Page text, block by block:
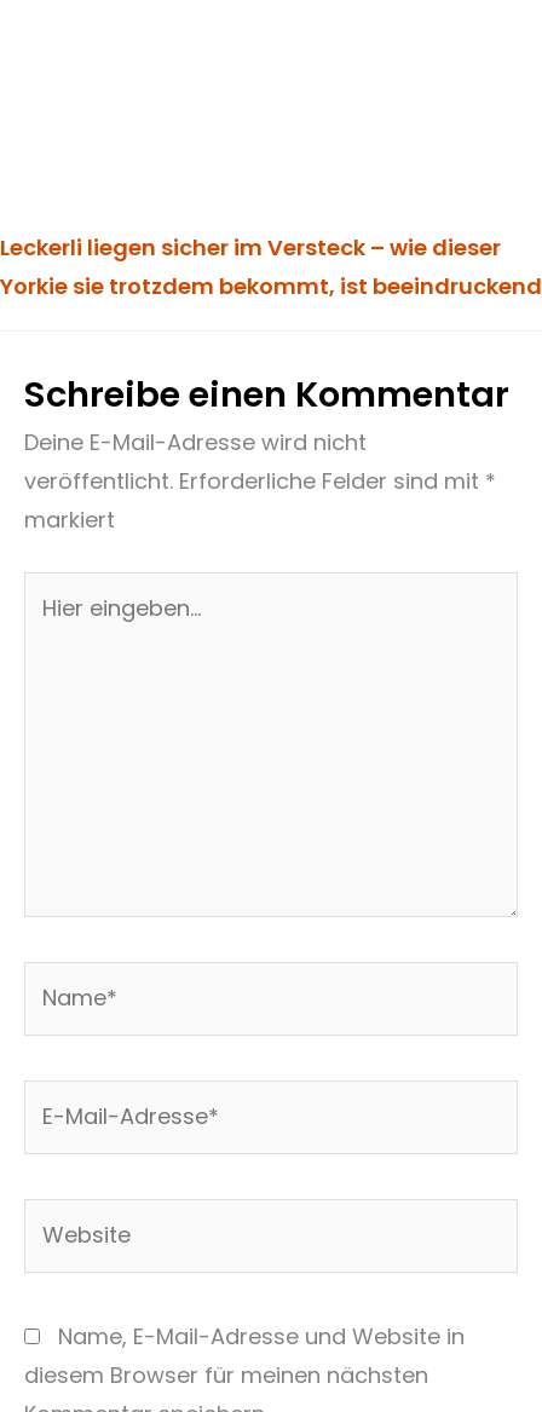
Leckerli liegen sicher im Versteck – wie dieser
Yorkie sie trotzdem bekommt, ist beeindruckend
Schreibe einen Kommentar
Deine E-Mail-Adresse wird nicht
veröffentlicht. Erforderliche Felder sind mit *
markiert
eingeben…
Name, E-Mail-Adresse und Website in
diesem Browser für meinen nächsten